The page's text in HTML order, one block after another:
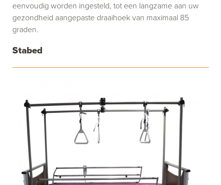
Stabed
eenvoudig worden ingesteld, tot een langzame aan uw
gezondheid aangepaste draaihoek van maximaal 85
graden.